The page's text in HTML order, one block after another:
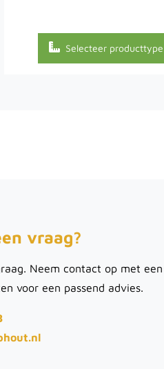
Selecteer producttype
vraag?
Neem contact op met
voor een passend advies.